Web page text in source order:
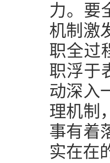
力。要
机制激
职全过
职浮于
动深入
理机制
事有着
实在在